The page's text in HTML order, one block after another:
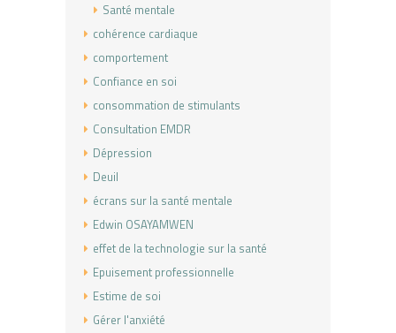
Santé mentale
cohérence cardiaque
comportement
Confiance en soi
consommation de stimulants
Consultation EMDR
Dépression
Deuil
écrans sur la santé mentale
Edwin OSAYAMWEN
effet de la technologie sur la santé
Epuisement professionnelle
Estime de soi
Gérer l'anxiété